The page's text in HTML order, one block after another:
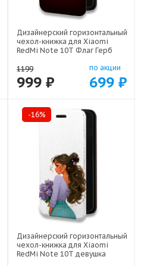
Дизайнерский горизонтальный
чехол-книжка для Xiaomi
RedMi Note 10T Флаг Герб
1199
999 ₽
по акции
699 ₽
-16%
Дизайнерский горизонтальный
чехол-книжка для Xiaomi
RedMi Note 10T девушка